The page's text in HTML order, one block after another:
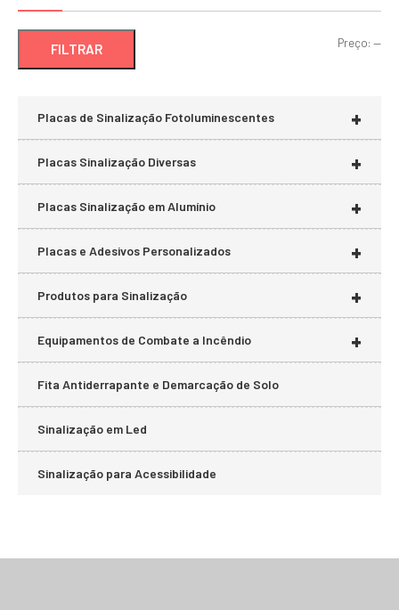
FILTRAR Preço: —
+
Placas de Sinalização Fotoluminescentes
+
Placas Sinalização Diversas
+
Placas Sinalização em Alumínio
+
Placas e Adesivos Personalizados
+
Produtos para Sinalização
+
Equipamentos de Combate a Incêndio
Fita Antiderrapante e Demarcação de Solo
Sinalização em Led
Sinalização para Acessibilidade